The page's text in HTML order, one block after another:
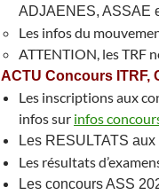
ADJAENES, ASSAE
Les infos du
ATTENTION, les TRF
ACTU Concours ITRF,
Les inscriptions aux
infos sur infos
Les RESULTATS
Les résultats
Les concours ASS